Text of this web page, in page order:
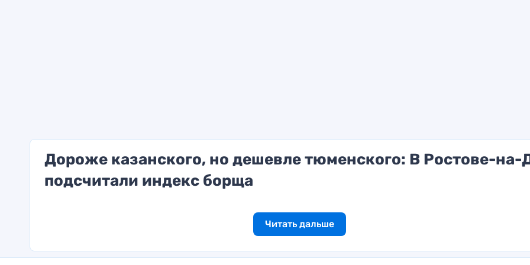
Дороже казанского, но дешевле тюменского: В Ростове-на-
подсчитали индекс борща
Читать дальше